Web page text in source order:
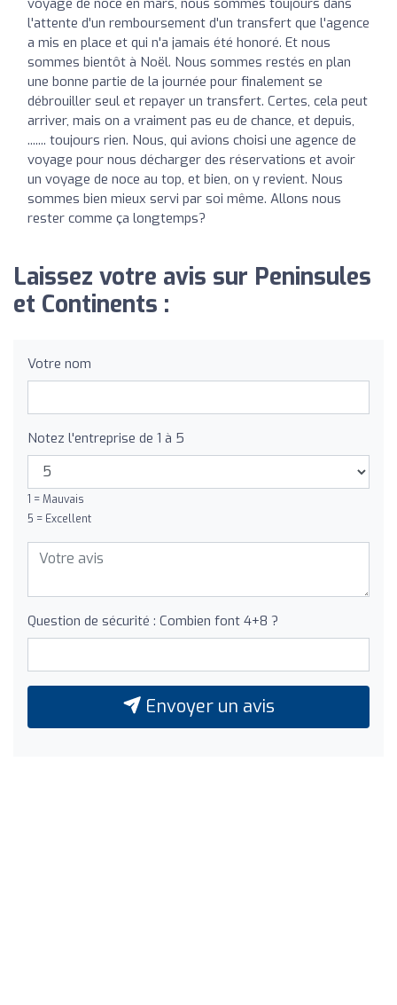
l'attente d'un remboursement d'un transfert que l'agence
a mis en place et qui n'a jamais été honoré. Et nous
sommes bientôt à Noël. Nous sommes restés en plan
une bonne partie de la journée pour finalement se
débrouiller seul et repayer un transfert. Certes, cela peut
arriver, mais on a vraiment pas eu de chance, et depuis,
....... toujours rien. Nous, qui avions choisi une agence de
voyage pour nous décharger des réservations et avoir
un voyage de noce au top, et bien, on y revient. Nous
sommes bien mieux servi par soi même. Allons nous
rester comme ça longtemps?
Laissez votre avis sur Peninsules
et Continents :
Votre nom
Notez l'entreprise de 1 à 5
1 = Mauvais
5 = Excellent
Question de sécurité : Combien font 4+8 ?
Envoyer un avis